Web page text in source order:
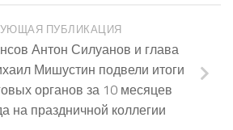
ПУБЛИКАЦИЯ
Антон Силуанов и глава
Мишустин подвели итоги
органов за 10 месяцев
на праздничной коллегии